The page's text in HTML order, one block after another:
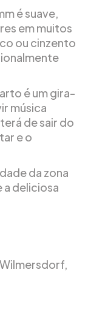
é suave,
em muitos
ou cinzento
é um gira-
música
de sair do
e o
da zona
deliciosa